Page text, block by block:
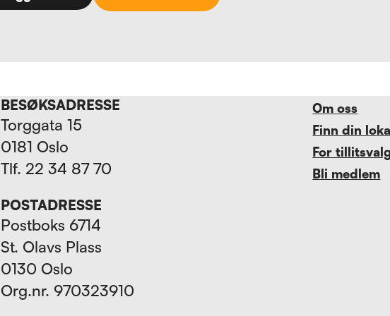
BESØKSADRESSE
Torggata 15
0181 Oslo
Tlf. 22 34 87 70
POSTADRESSE
Postboks 6714
St. Olavs Plass
0130 Oslo
Org.nr. 970323910
Om oss
Finn din
For
Bli medlem